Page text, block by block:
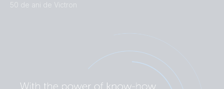
50 de ani de Victron